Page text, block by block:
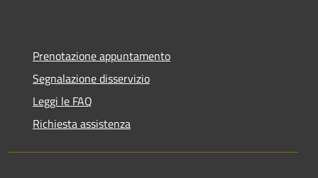
Prenotazione appuntamento
Segnalazione disservizio
Leggi le FAQ
Richiesta assistenza